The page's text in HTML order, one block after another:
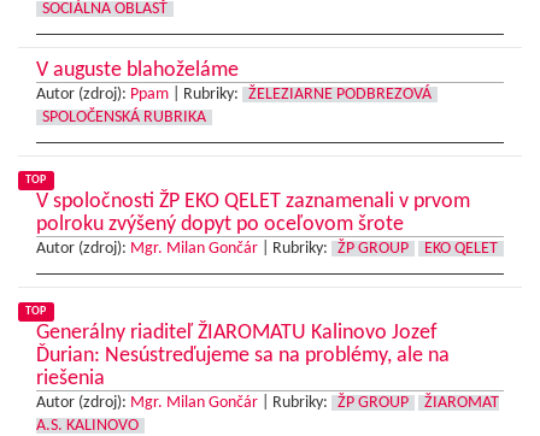
SOCIÁLNA OBLASŤ
V auguste blahoželáme
Autor (zdroj): Ppam Rubriky:
ŽELEZIARNE PODBREZOVÁ
SPOLOČENSKÁ RUBRIKA
TOP
V spoločnosti ŽP EKO QELET zaznamenali v prvom
polroku zvýšený dopyt po oceľovom šrote
Autor (zdroj): Mgr. Milan Gončár Rubriky: ŽP GROUP EKO QELET
TOP
Generálny riaditeľ ŽIAROMATU Kalinovo Jozef
Ďurian: Nesústreďujeme sa na problémy, ale na
riešenia
Autor (zdroj): Mgr. Milan Gončár Rubriky: ŽP GROUP
ŽIAROMAT
A.S. KALINOVO